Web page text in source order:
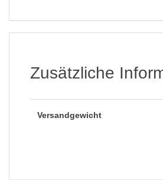
Zusätzliche
Versandgewicht